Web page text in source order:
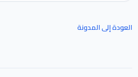
العودة إلى المدونة